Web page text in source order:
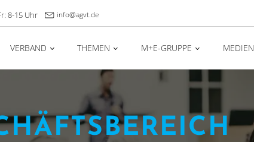
8-15 Uhr info@agvt.de
VERBAND THEMEN M+E-GRUPPE MEDIEN